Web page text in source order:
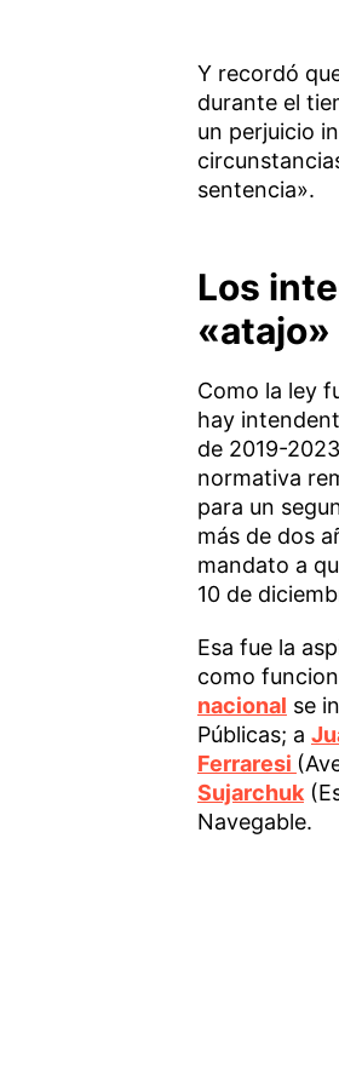
Y recordó
durante el
un perjuicio
sentencia».
Los
«atajo»
Como la ley
hay
de 2019-
normativa
para un
más de dos
mandato a
10 de
Esa fue la
como
nacional se
Públicas; a
Ferraresi
Sujarchuk
Navegable.